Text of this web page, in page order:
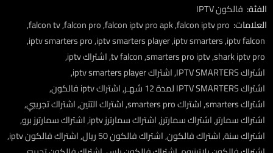
الفئة: فالكون IPTV
العلامات: falcon iptv pro
,
falcon iptv pro apk
,
falcon pro
,
falcon tv
,
iptv falcon
,
iptv smarters
,
iptv smarters player
,
iptv smarters pro
,
shark iptv pro
,
smarters pro iptv
,
tv falcon
,اشتراك iptv
,
اشتراك IPTV SMARTERS
,اشتراك iptv smarters player
,
اشتراك IPTV SMARTERS لمدة 12 شهـر
,اشتراك iptv فالكون
,
اشتراك smarters
,اشتراك smarters pro ,اشتراك التنين,اشتراك تجريبي,
اشتراك سمارتر,اشتراك سمارترز,اشتراك سمارترز iptv ,اشتراك سمارترز برو,
اشتراك سنة,اشتراك فالكون,اشتراك فالكون 50 ريال ,اشتراك فالكون iptv
,